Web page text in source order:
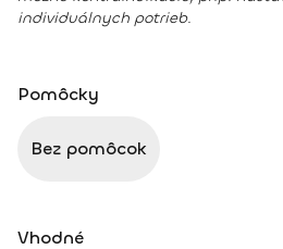
individuálnych potrieb.
Pomôcky
Bez pomôcok
Vhodné